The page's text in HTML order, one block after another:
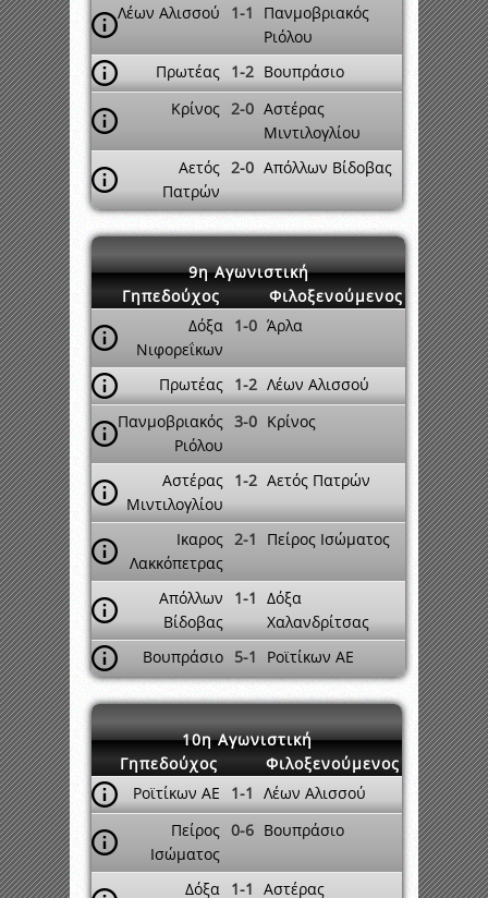
Λέων Αλισσού
1-1
Πανμοβριακός
Ριόλου
Πρωτέας 1-2 Βουπράσιο
Κρίνος 2-0 Αστέρας
Μιντιλογλίου
Αετός
Πατρών
2-0 Απόλλων Βίδοβας
9η Αγωνιστική
Γηπεδούχος
Φιλοξενούμενος
Δόξα
Νιφορεΐκων
1-0 Άρλα
Πρωτέας 1-2 Λέων Αλισσού
Πανμοβριακός
Ριόλου
3-0 Κρίνος
Αστέρας
Μιντιλογλίου
1-2 Αετός Πατρών
Ικαρος
Λακκόπετρας
2-1 Πείρος Ισώματος
Απόλλων
Βίδοβας
1-1 Δόξα
Χαλανδρίτσας
Βουπράσιο 5-1 Ροϊτίκων ΑΕ
10η Αγωνιστική
Γηπεδούχος
Φιλοξενούμενος
Ροϊτίκων ΑΕ
1-1 Λέων Αλισσού
Πείρος
Ισώματος
0-6 Βουπράσιο
Δόξα 1-1 Αστέρας